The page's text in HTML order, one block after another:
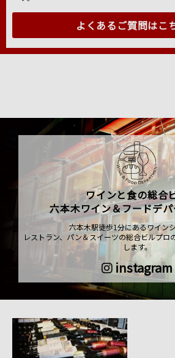
よくあるご質問はこ
ワインと食の総合
六本木ワイン＆フードデ
六本木駅徒歩1分にあるワインシ
レストラン、パン＆スイーツの総合ビルプロ
します。
instagram